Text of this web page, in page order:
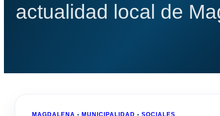
actualidad local de
MAGDALENA • MUNICIPALIDAD • SOCIALES